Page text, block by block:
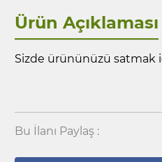
Ürün Açıklaması
Sizde ürününüzü satmak
Bu İlanı Paylaş :